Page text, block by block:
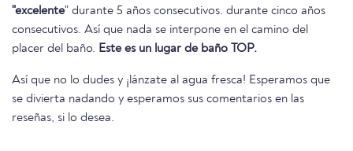
"excelente" durante 5 años consecutivos. durante cinco años
consecutivos. Así que nada se interpone en el camino del
placer del baño. Este es un lugar de baño TOP.
Así que no lo dudes y ¡lánzate al agua fresca! Esperamos que
se divierta nadando y esperamos sus comentarios en las
reseñas, si lo desea.